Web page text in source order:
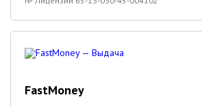
FastMoney